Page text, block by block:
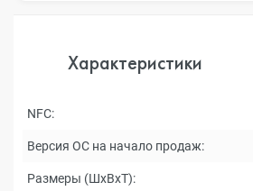
Характеристики
NFC:
Версия ОС на начало продаж:
Размеры (ШxВxТ):